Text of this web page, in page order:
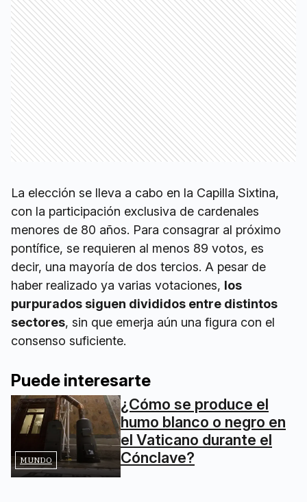
La elección se lleva a cabo en la Capilla Sixtina,
con la participación exclusiva de cardenales
menores de 80 años. Para consagrar al próximo
pontífice, se requieren al menos 89 votos, es
decir, una mayoría de dos tercios. A pesar de
haber realizado ya varias votaciones, los
purpurados siguen divididos entre distintos
sectores, sin que emerja aún una figura con el
consenso suficiente.
Puede interesarte
MUNDO
¿Cómo se produce el
humo blanco o negro en
el Vaticano durante el
Cónclave?